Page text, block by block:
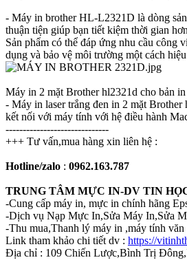
- Máy in brother HL-L2321D là dòng
thuận tiện giúp bạn tiết kiệm thời gian
Sản phẩm có thể đáp ứng nhu cầu
dụng và bảo vệ môi trường một cách
Máy in 2 mặt Brother hl2321d cho bản
- Máy in laser trắng đen in 2 mặt
kết nối với máy tính với hệ điều hành
------------------------------
+++ Tư vấn,mua hàng xin liên hệ :
Hotline/zalo : 0962.163.787
TRUNG TÂM MỰC IN-DV TIN
-Cung cấp máy in, mực in chính hãng
-Dịch vụ Nạp Mực In,Sửa Máy In,Sửa
-Thu mua,Thanh lý máy in ,máy tính
Link tham khảo chi tiết dv : https://
Địa chỉ : 109 Chiến Lược,Bình Trị